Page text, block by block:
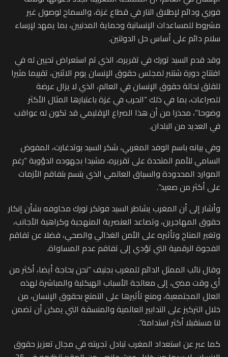
فوري ودائم لإطلاق النار في قطاع غزة، والسماح لوصول غير
مشروط للمساعدات الإنسانية وحماية المدنيين، بما يمهد لإرساء
سلام دائم على أساس حل الدولتين.
وقد قدم السيد تورك في تقريره، الذي تم استعراض تحيين له في
افتتاح دورة شتنبر لمجلس حقوق الإنسان يوم الاثنين، تقييما مثيرا
للقلق لحالة حقوق الإنسان في العالم، الذي لا يزال عرضة
للصراعات، بما في ذلك “الحرب في غزة باعتبارها المثال الأكثر
وضوحا”، محذرا من أن هذا الصراع الإقليمي قد تكون له عواقب
في العديد من البلدان.
وفي بيانه باسم الوفد المغربي، شكر السيد بوتدغارت، المفوض
السامي للأمم المتحدة على تقريره، مشيدا بجهوده الدؤوبة “رغم
الموارد المحدودة والسياق العالمي الذي يتسم بتفاقم الأزمات
على أكثر من صعيد”.
وأشار إلى أن المغرب يشاطر السيد فولكر تورك مخاوفه بشأن إنكار
حقوق المهاجرين، وتصاعد العنصرية المنهجية وكراهية الأجانب،
وتغير المناخ وتأثيره على الأمن الغذائي والصحي، فضلا عن تفاقم
الفجوة الرقمية التي تؤدي إلى تفاقم عدم المساواة.
وقال نائب الممثل الدائم للمغرب بجنيف “نحن بحاجة أيضا، أكثر من
أي وقت مضى، إلى معالجة الأسباب الهيكلية والمباشرة لهذه
العلل المجتمعية، ومنع تأثيرها على التمتع بحقوق الإنسان، من
خلال التركيز على التدابير العالمية والمنسقة التي يمكن أن تضمن
لنا مستقبلا أكثر استدامة”.
كما عبر عن استعداد المغرب تبادل تجربته في مجال تعزيز حقوق